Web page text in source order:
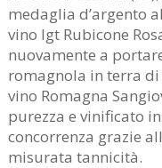
medaglia d’argento
vino Igt Rubicone
nuovamente a
romagnola in terra di
vino Romagna
purezza e vinificato
concorrenza grazie
misurata tannicità.